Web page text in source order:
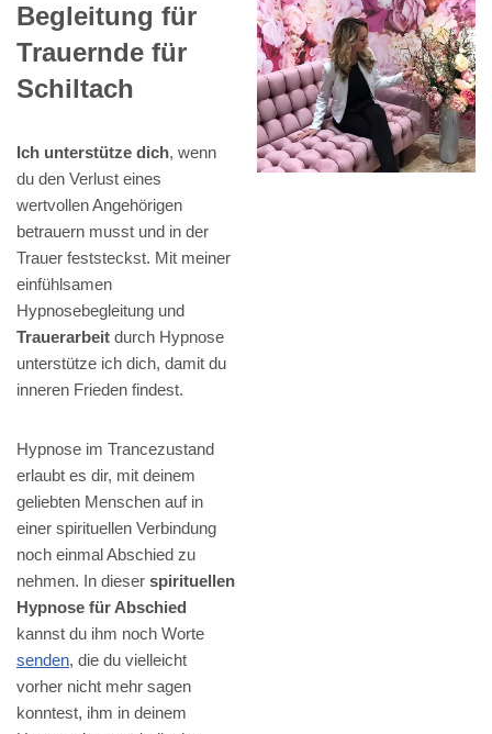
Begleitung für
Trauernde für
Schiltach
Ich unterstütze dich, wenn
du den Verlust eines
wertvollen Angehörigen
betrauern musst und in der
Trauer feststeckst. Mit meiner
einfühlsamen
Hypnosebegleitung und
Trauerarbeit durch Hypnose
unterstütze ich dich, damit du
inneren Frieden findest.
Hypnose im Trancezustand
erlaubt es dir, mit deinem
geliebten Menschen auf in
einer spirituellen Verbindung
noch einmal Abschied zu
nehmen. In dieser spirituellen
Hypnose für Abschied
kannst du ihm noch Worte
senden, die du vielleicht
vorher nicht mehr sagen
konntest, ihm in deinem